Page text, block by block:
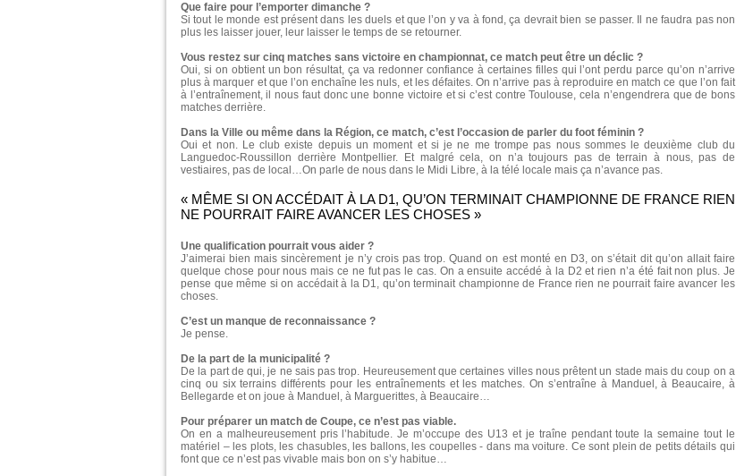
Que faire pour l’emporter dimanche ?
Si tout le monde est présent dans les duels et que l’on y va à fond, ça devrait bien se passer. Il ne faudra pas non
plus les laisser jouer, leur laisser le temps de se retourner.
Vous restez sur cinq matches sans victoire en championnat, ce match peut être un déclic ?
Oui, si on obtient un bon résultat, ça va redonner confiance à certaines filles qui l’ont perdu parce qu’on n’arrive
plus à marquer et que l’on enchaîne les nuls, et les défaites. On n’arrive pas à reproduire en match ce que l’on fait
à l’entraînement, il nous faut donc une bonne victoire et si c’est contre Toulouse, cela n’engendrera que de bons
matches derrière.
Dans la Ville ou même dans la Région, ce match, c’est l’occasion de parler du foot féminin ?
Oui et non. Le club existe depuis un moment et si je ne me trompe pas nous sommes le deuxième club du
Languedoc-Roussillon derrière Montpellier. Et malgré cela, on n’a toujours pas de terrain à nous, pas de
vestiaires, pas de local…On parle de nous dans le Midi Libre, à la télé locale mais ça n’avance pas.
« MÊME SI ON ACCÉDAIT À LA D1, QU’ON TERMINAIT CHAMPIONNE DE FRANCE RIEN
NE POURRAIT FAIRE AVANCER LES CHOSES »
Une qualification pourrait vous aider ?
J’aimerai bien mais sincèrement je n’y crois pas trop. Quand on est monté en D3, on s’était dit qu’on allait faire
quelque chose pour nous mais ce ne fut pas le cas. On a ensuite accédé à la D2 et rien n’a été fait non plus. Je
pense que même si on accédait à la D1, qu’on terminait championne de France rien ne pourrait faire avancer les
choses.
C’est un manque de reconnaissance ?
Je pense.
De la part de la municipalité ?
De la part de qui, je ne sais pas trop. Heureusement que certaines villes nous prêtent un stade mais du coup on a
cinq ou six terrains différents pour les entraînements et les matches. On s’entraîne à Manduel, à Beaucaire, à
Bellegarde et on joue à Manduel, à Marguerittes, à Beaucaire…
Pour préparer un match de Coupe, ce n’est pas viable.
On en a malheureusement pris l’habitude. Je m’occupe des U13 et je traîne pendant toute la semaine tout le
matériel – les plots, les chasubles, les ballons, les coupelles - dans ma voiture. Ce sont plein de petits détails qui
font que ce n’est pas vivable mais bon on s’y habitue…